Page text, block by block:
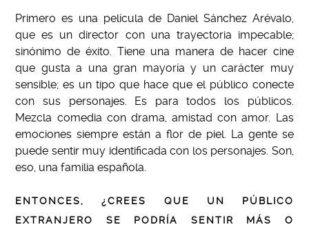
Primero es una película de Daniel Sánchez Arévalo,
que es un director con una trayectoria impecable;
sinónimo de éxito. Tiene una manera de hacer cine
que gusta a una gran mayoría y un carácter muy
sensible; es un tipo que hace que el público conecte
con sus personajes. Es para todos los públicos.
Mezcla comedia con drama, amistad con amor. Las
emociones siempre están a flor de piel. La gente se
puede sentir muy identificada con los personajes. Son,
eso, una familia española.
ENTONCES, ¿CREES QUE UN PÚBLICO
EXTRANJERO SE PODRÍA SENTIR MÁS O